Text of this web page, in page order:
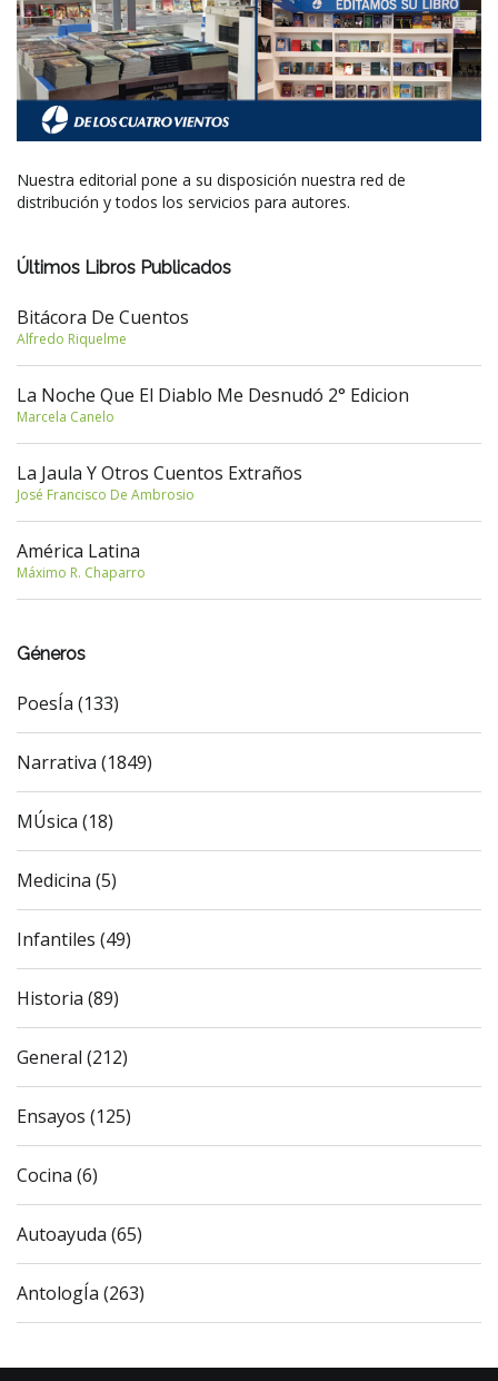
Nuestra editorial pone a su disposición nuestra red de
distribución y todos los servicios para autores.
Últimos Libros Publicados
Bitácora De Cuentos
Alfredo Riquelme
La Noche Que El Diablo Me Desnudó 2° Edicion
Marcela Canelo
La Jaula Y Otros Cuentos Extraños
José Francisco De Ambrosio
América Latina
Máximo R. Chaparro
Géneros
PoesÍa (133)
Narrativa (1849)
MÚsica (18)
Medicina (5)
Infantiles (49)
Historia (89)
General (212)
Ensayos (125)
Cocina (6)
Autoayuda (65)
AntologÍa (263)